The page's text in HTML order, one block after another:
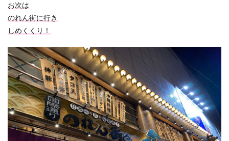
お次は
のれん街に行き
しめくくり！